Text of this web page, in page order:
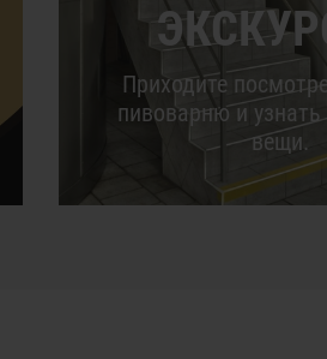
Приходите
пивоварню и
вещи.